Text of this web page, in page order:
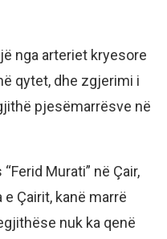
nga arteriet kryesore
qytet, dhe zgjerimi i
pjesëmarrësve në
Murati” në Çair,
Çairit, kanë marrë
nuk ka qenë